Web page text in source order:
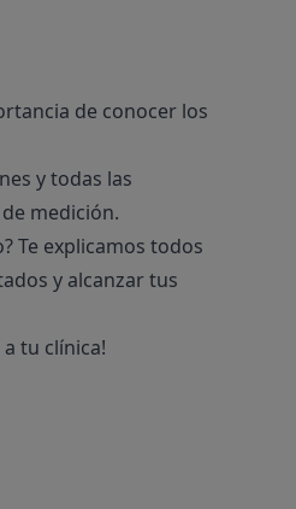
de conocer los
y todas las
medición.
Te explicamos todos
y alcanzar tus
tu clínica!